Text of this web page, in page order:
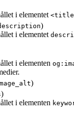
i elementet
)
i elementet
i elementen
)
)
i elementen